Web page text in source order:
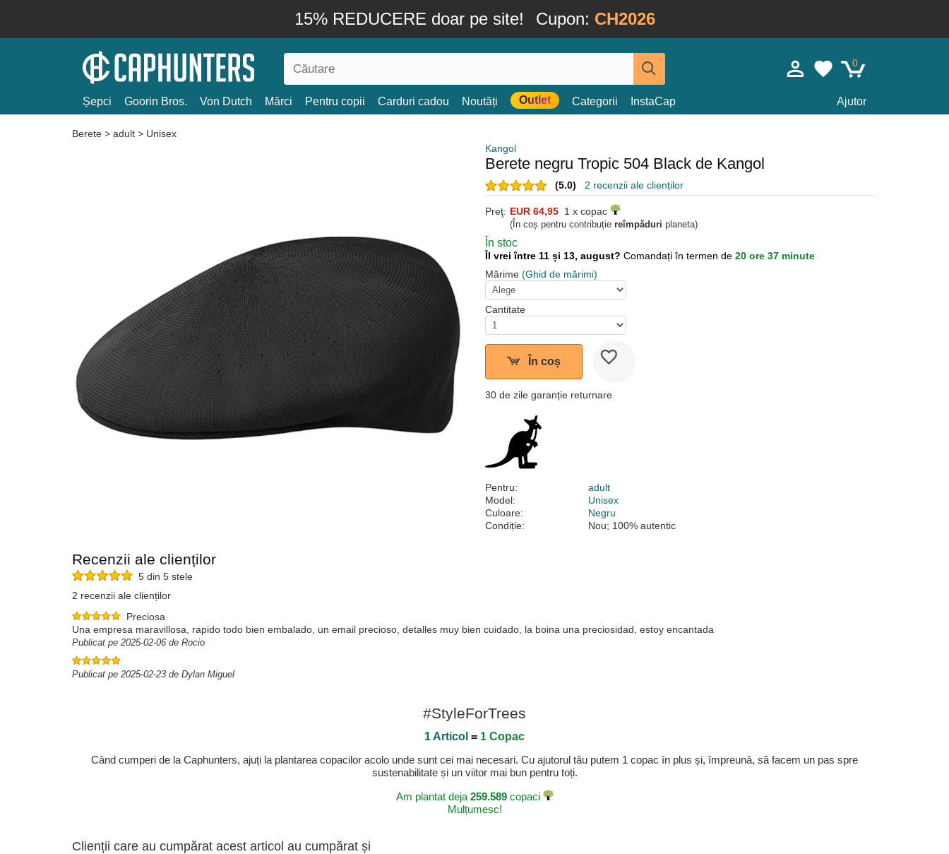
15% REDUCERE doar pe site! Cupon: CH2026
0
Șepci Goorin Bros. Von Dutch Mărci Pentru copii Carduri cadou Noutăți Outlet Categorii InstaCap Ajutor
Berete > adult > Unisex
Kangol
Berete negru Tropic 504 Black de Kangol
(5.0) 2 recenzii ale clienților
Preţ: EUR 64,95 1 x copac
(În coș pentru contribuție reîmpăduri planeta)
În stoc
Îl vrei între 11 și 13, august? Comandați în termen de 20 ore 37 minute
Mărime (Ghid de mărimi)
Cantitate
În coș
30 de zile garanție returnare
Pentru:
adult
Model:
Unisex
Culoare:
Negru
Condiție:
Nou; 100% autentic
Recenzii ale clienților
5 din 5 stele
2 recenzii ale clienților
Preciosa
Una empresa maravillosa, rapido todo bien embalado, un email precioso, detalles muy bien cuidado, la boina una preciosidad, estoy encantada
Publicat pe 2025-02-06 de Rocio
Publicat pe 2025-02-23 de Dylan Miguel
#StyleForTrees
1 Articol = 1 Copac
Când cumperi de la Caphunters, ajuți la plantarea copacilor acolo unde sunt cei mai necesari. Cu ajutorul tău putem 1 copac în plus și, împreună, să facem un pas spre
sustenabilitate și un viitor mai bun pentru toți.
Am plantat deja 259.589copaci
Mulțumesc!
Clienții care au cumpărat acest articol au cumpărat și